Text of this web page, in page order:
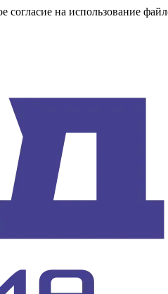
на использование